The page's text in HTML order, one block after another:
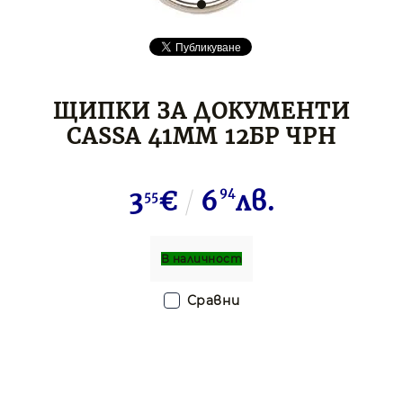
ЩИПКИ ЗА ДОКУМЕНТИ
CASSA 41ММ 12БР ЧРН
355€ 6 94лв.
В наличност
Сравни